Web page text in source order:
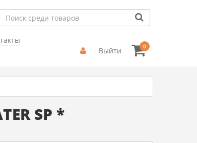
Выйти 0
SP *